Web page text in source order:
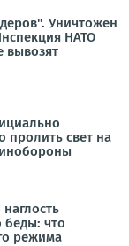
Уничтожен
НАТО
вывозят
свет на
беды: что
режима